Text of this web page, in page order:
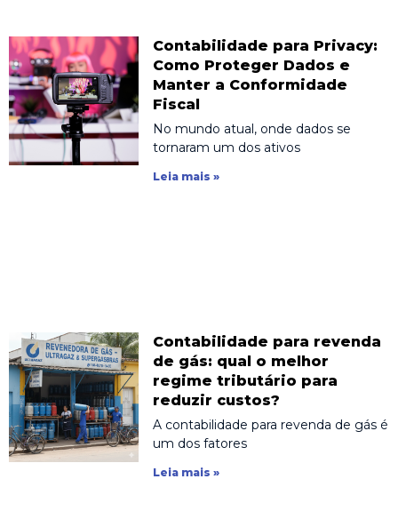
Contabilidade para Privacy:
Como Proteger Dados e
Manter a Conformidade
Fiscal
No mundo atual, onde dados se
tornaram um dos ativos
Leia mais »
Contabilidade para revenda
de gás: qual o melhor
regime tributário para
reduzir custos?
A contabilidade para revenda de gás é
um dos fatores
Leia mais »